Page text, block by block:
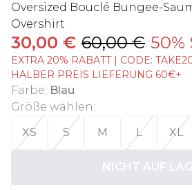
Oversized Bouclé Bungee-
Overshirt
30,00 € 60,00 € 50%
EXTRA 20% RABATT | CODE:
HALBER PREIS LIEFERUNG 60€+
Farbe: Blau
Größe wählen:
XS
S M L XL
NICHT AUF